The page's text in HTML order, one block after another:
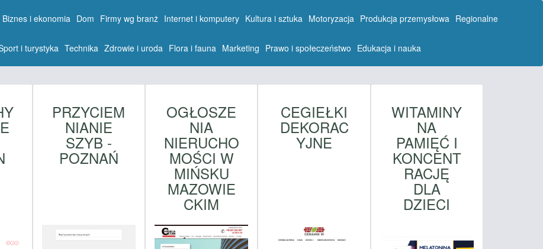
Biznes i ekonomia Dom Firmy wg branż Internet i komputery Kultura i sztuka Motoryzacja Produkcja przemysłowa Regionalne
i turystyka Technika Zdrowie i uroda Flora i fauna Marketing Prawo i społeczeństwo Edukacja i nauka
PRZYCIEM
NIANIE
SZYB -
POZNAŃ
OGŁOSZE
NIA
NIERUCHO
MOŚCI W
MIŃSKU
MAZOWIE
CKIM
CEGIEŁKI
DEKORAC
YJNE
WITAMINY
NA
PAMIĘĆ I
KONCENT
RACJĘ
DLA
DZIECI